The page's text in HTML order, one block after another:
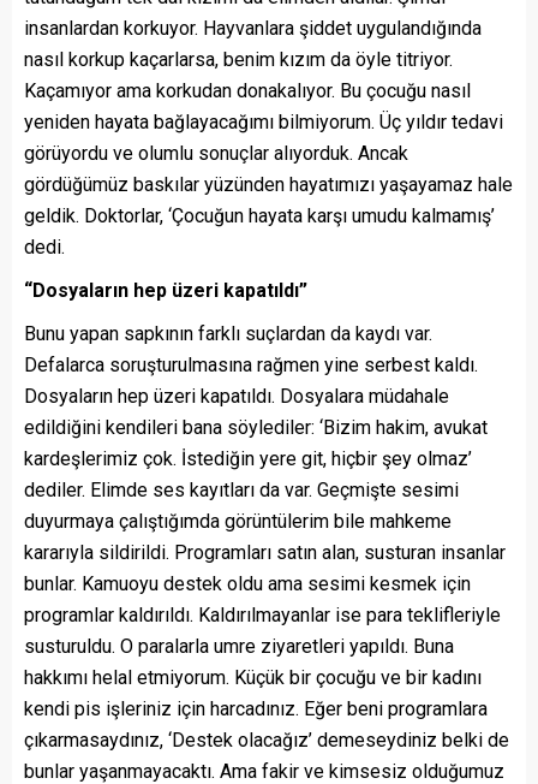
insanlardan korkuyor. Hayvanlara şiddet uygulandığında
nasıl korkup kaçarlarsa, benim kızım da öyle titriyor.
Kaçamıyor ama korkudan donakalıyor. Bu çocuğu nasıl
yeniden hayata bağlayacağımı bilmiyorum. Üç yıldır tedavi
görüyordu ve olumlu sonuçlar alıyorduk. Ancak
gördüğümüz baskılar yüzünden hayatımızı yaşayamaz hale
geldik. Doktorlar, ‘Çocuğun hayata karşı umudu kalmamış’
dedi.
“Dosyaların hep üzeri kapatıldı”
Bunu yapan sapkının farklı suçlardan da kaydı var.
Defalarca soruşturulmasına rağmen yine serbest kaldı.
Dosyaların hep üzeri kapatıldı. Dosyalara müdahale
edildiğini kendileri bana söylediler: ‘Bizim hakim, avukat
kardeşlerimiz çok. İstediğin yere git, hiçbir şey olmaz’
dediler. Elimde ses kayıtları da var. Geçmişte sesimi
duyurmaya çalıştığımda görüntülerim bile mahkeme
kararıyla sildirildi. Programları satın alan, susturan insanlar
bunlar. Kamuoyu destek oldu ama sesimi kesmek için
programlar kaldırıldı. Kaldırılmayanlar ise para teklifleriyle
susturuldu. O paralarla umre ziyaretleri yapıldı. Buna
hakkımı helal etmiyorum. Küçük bir çocuğu ve bir kadını
kendi pis işleriniz için harcadınız. Eğer beni programlara
çıkarmasaydınız, ‘Destek olacağız’ demeseydiniz belki de
bunlar yaşanmayacaktı. Ama fakir ve kimsesiz olduğumuz